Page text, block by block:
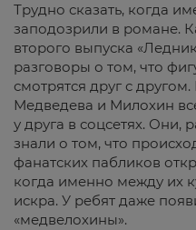
Трудно сказать, когда
заподозрили в романе.
второго выпуска
разговоры о том, что
смотрятся друг с
Медведева и Милохин
у друга в соцсетях. Они,
знали о том, что
фанатских пабликов
когда именно между их
искра. У ребят даже
«медвелохины».